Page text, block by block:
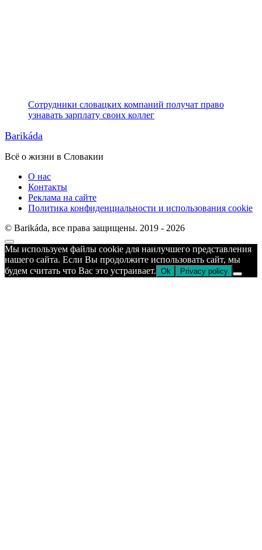
Сотрудники словацких компаний получат право
узнавать зарплату своих коллег
Barikáda
Всё о жизни в Словакии
О нас
Контакты
Реклама на сайте
Политика конфиденциальности и использования cookie
© Barikáda, все права защищены. 2019 - 2026
Прокрутка
к
верху
Мы используем файлы cookie для наилучшего представления
нашего сайта. Если Вы продолжите использовать сайт, мы
будем считать что Вас это устраивает. Ok Privacy policy